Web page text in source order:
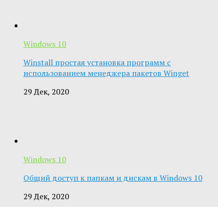
Windows 10
Winstall простая установка программ с
использованием менеджера пакетов Winget
29 Дек, 2020
Windows 10
Общий доступ к папкам и дискам в Windows 10
29 Дек, 2020